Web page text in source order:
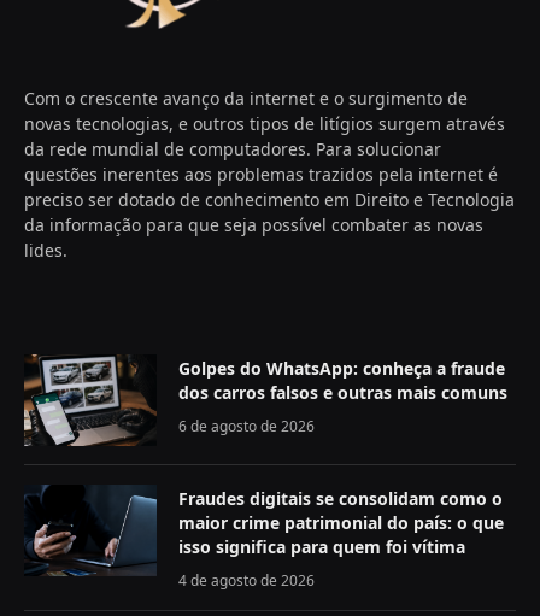
Com o crescente avanço da internet e o surgimento de
novas tecnologias, e outros tipos de litígios surgem através
da rede mundial de computadores. Para solucionar
questões inerentes aos problemas trazidos pela internet é
preciso ser dotado de conhecimento em Direito e Tecnologia
da informação para que seja possível combater as novas
lides.
Golpes do WhatsApp: conheça a fraude
dos carros falsos e outras mais comuns
6 de agosto de 2026
Fraudes digitais se consolidam como o
maior crime patrimonial do país: o que
isso significa para quem foi vítima
4 de agosto de 2026